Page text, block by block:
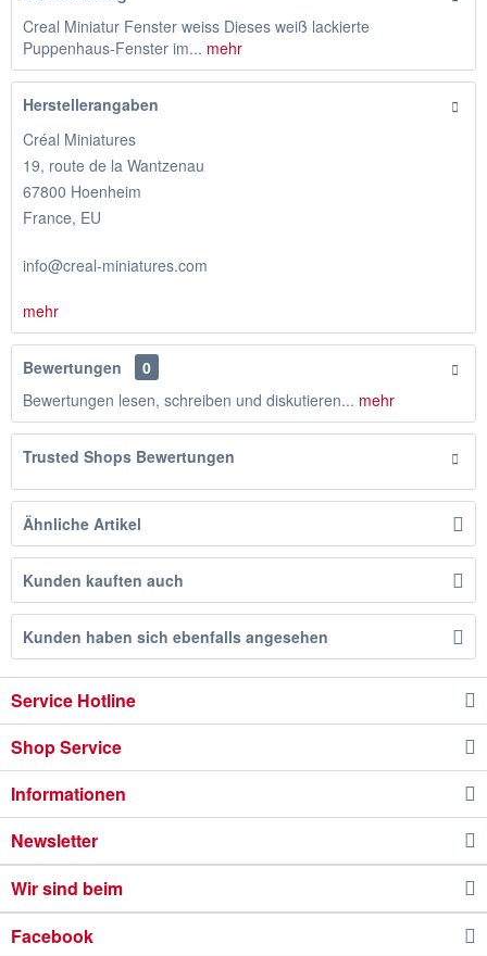
Creal Miniatur Fenster weiss Dieses weiß lackierte
Puppenhaus-Fenster im... mehr
Herstellerangaben
Créal Miniatures
19, route de la Wantzenau
67800 Hoenheim
France, EU
info@creal-miniatures.com
mehr
Bewertungen
0
Bewertungen lesen, schreiben und diskutieren... mehr
Trusted Shops Bewertungen
Ähnliche Artikel
Kunden kauften auch
Kunden haben sich ebenfalls angesehen
Service Hotline
Shop Service
Informationen
Newsletter
Wir sind beim
Facebook